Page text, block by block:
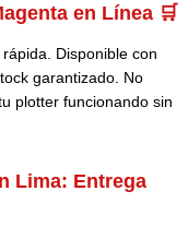
en Línea 🛒
Disponible con
garantizado. No
plotter funcionando sin
Lima: Entrega